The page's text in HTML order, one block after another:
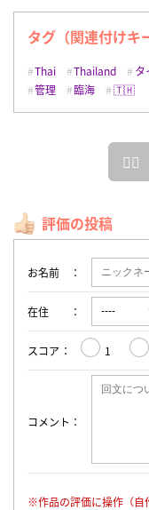
タグ（関連付けキ
Thai Thailand タ
管理
臨海 🇹🇭
評価の投稿
お名前
在住
スコア 1
コメント
※作品の評価に操作（自